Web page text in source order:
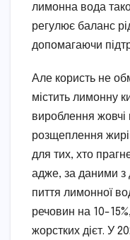
лимонна вода
регулює баланс
допомагаючи
Але користь не
містить лимонну
вироблення жовчі
розщеплення
для тих, хто
адже, за даними з
пиття лимонної
речовин на 10-
жорстких дієт. У